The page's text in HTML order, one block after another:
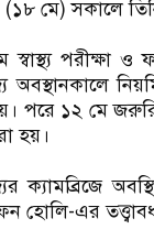
মে) সকালে
পরীক্ষা ও
অবস্থানকালে
পরে ১২ মে
হয়।
ক্যামব্রিজে
হোলি-এর